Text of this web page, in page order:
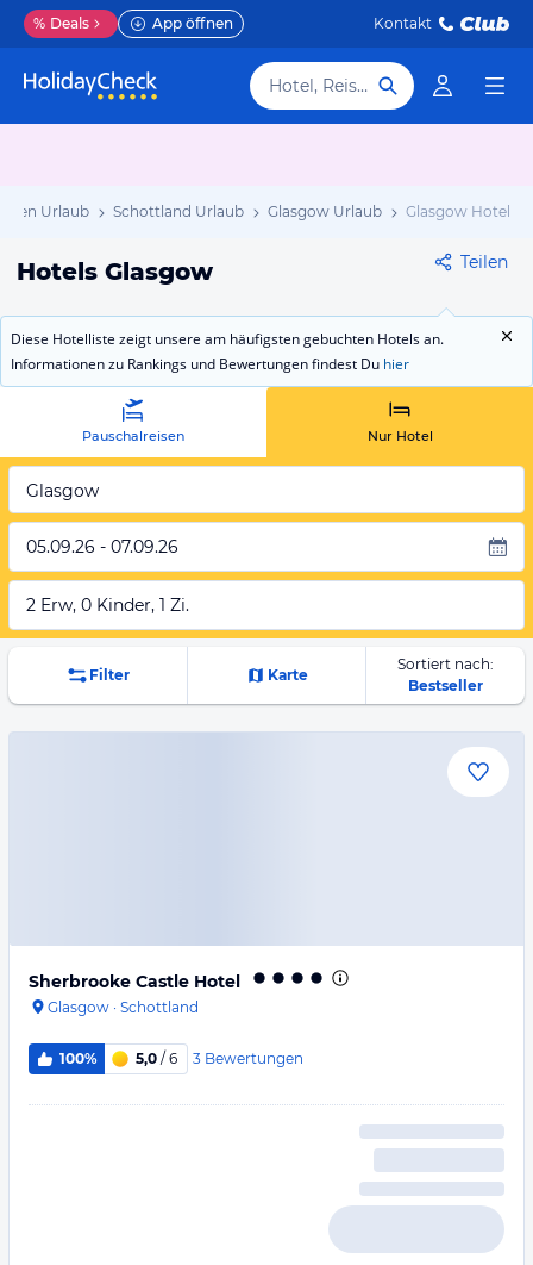
% Deals App öffnen Kontakt
Hotel, Reiseziel
Urlaub Schottland Urlaub Glasgow Urlaub Glasgow Hotels
Hotels Glasgow Teilen
Diese Hotelliste zeigt unsere am häufigsten gebuchten Hotels an.
Informationen zu Rankings und Bewertungen findest Du hier
Pauschalreisen Nur Hotel
Glasgow
05.09.26 - 07.09.26
2 Erw, 0 Kinder, 1 Zi.
Filter Karte
Sortiert nach:
Bestseller
Sherbrooke Castle Hotel
Glasgow · Schottland
100% 5,0 / 6 3 Bewertungen